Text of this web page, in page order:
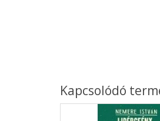
Kapcsolódó